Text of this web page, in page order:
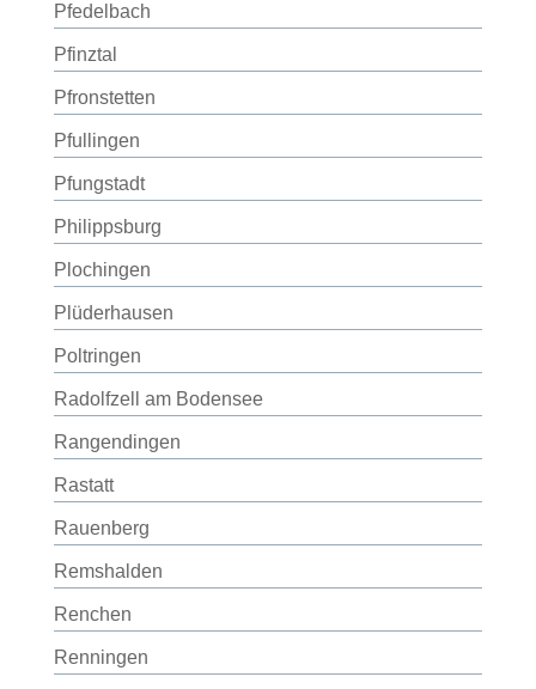
Pfedelbach
Pfinztal
Pfronstetten
Pfullingen
Pfungstadt
Philippsburg
Plochingen
Plüderhausen
Poltringen
Radolfzell am Bodensee
Rangendingen
Rastatt
Rauenberg
Remshalden
Renchen
Renningen